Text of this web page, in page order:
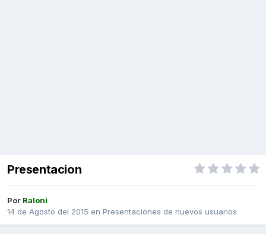
Presentacion
Por Raloni
14 de Agosto del 2015 en Presentaciones de nuevos usuarios